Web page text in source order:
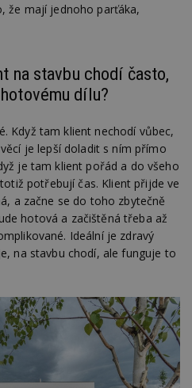
že mají jednoho parťáka,
na stavbu chodí často,
dílu?
Když tam klient nechodí vůbec,
je lepší doladit s ním přímo
je tam klient pořád a do všeho
potřebují čas. Klient přijde ve
a začne se do toho zbytečně
hotová a začištěná třeba až
Ideální je zdravý
na stavbu chodí, ale funguje to